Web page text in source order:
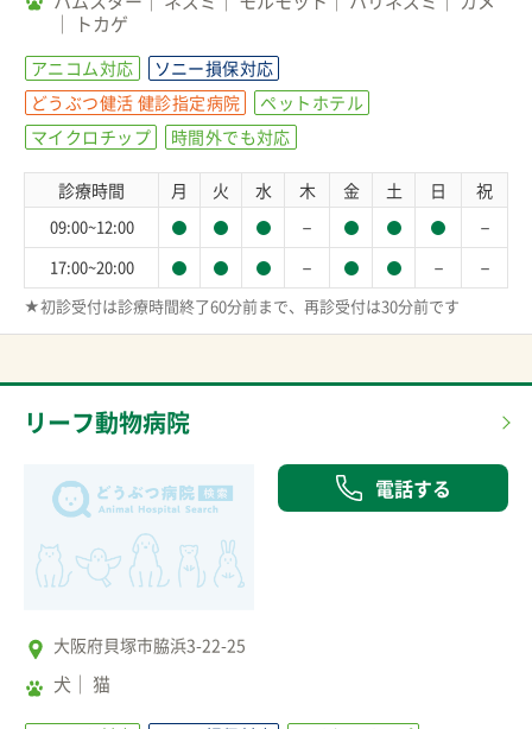
トカゲ
アニコム対応
ソニー損保対応
どうぶつ健活 健診指定病院
ペットホテル
マイクロチップ
時間外でも対応
診療時間 月 火 水 木 金 土 日 祝
09:00~12:00 － －
17:00~20:00 － － －
★初診受付は診療時間終了60分前まで、再診受付は30分前です
リーフ動物病院
電話する
大阪府貝塚市脇浜3-22-25
犬 猫